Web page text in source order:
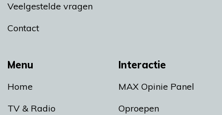
Menu
Home
TV & Radio
Interactie
MAX Opinie Panel
Oproepen
Veelgestelde vragen
Contact